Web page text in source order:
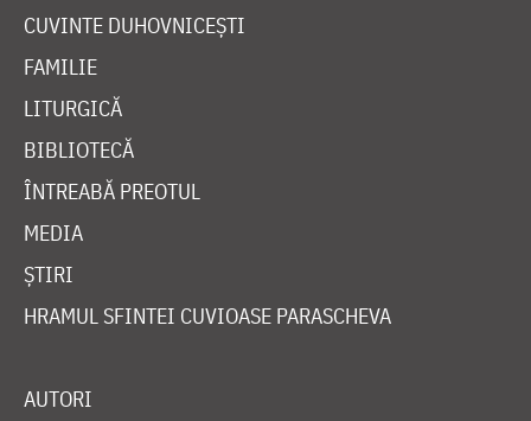
CUVINTE DUHOVNICEȘTI
FAMILIE
LITURGICĂ
BIBLIOTECĂ
ÎNTREABĂ PREOTUL
MEDIA
ȘTIRI
HRAMUL SFINTEI CUVIOASE PARASCHEVA
AUTORI